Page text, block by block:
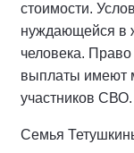
стоимости.
нуждающейся в
человека.
выплаты имеют
участников СВО.
Семья